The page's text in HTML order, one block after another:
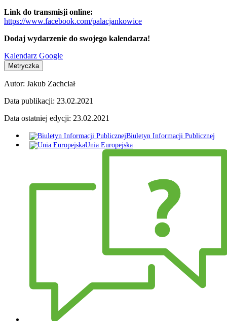
Link do transmisji online:
https://www.facebook.com/palacjankowice
Dodaj wydarzenie do swojego kalendarza!
Kalendarz Google
Metryczka
Autor: Jakub Zachciał
Data publikacji: 23.02.2021
Data ostatniej edycji: 23.02.2021
Biuletyn Informacji Publicznej
Unia Europejska